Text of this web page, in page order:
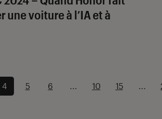
une voiture à l’IA et à
4 5 6 ... 10 15 ...